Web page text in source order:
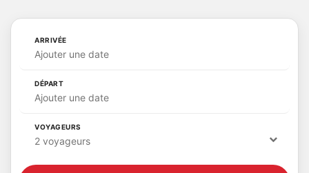
ARRIVÉE
Ajouter une date
DÉPART
Ajouter une date
VOYAGEURS
2 voyageurs